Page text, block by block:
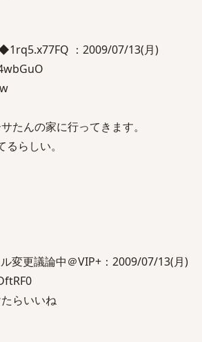
：2009/07/13(月)
たんの家に行ってきます。
らしい。
変更議論中＠VIP+：2009/07/13(月)
らいいね